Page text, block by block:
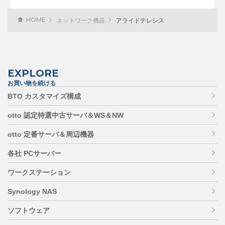
HOME ネットワーク機器 アライドテレシス
EXPLORE
お買い物を続ける
BTO カスタマイズ構成
otto 認定特選中古サーバ＆WS＆NW
otto 定番サーバ＆周辺機器
各社 PCサーバー
ワークステーション
Synology NAS
ソフトウェア